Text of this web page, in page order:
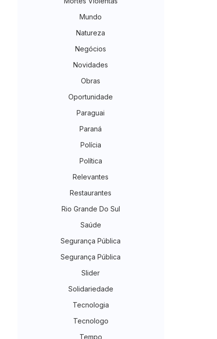
Mundo
Natureza
Negócios
Novidades
Obras
Oportunidade
Paraguai
Paraná
Polícia
Política
Relevantes
Restaurantes
Rio Grande Do Sul
Saúde
Segurança Pública
Segurança Pública
Slider
Solidariedade
Tecnologia
Tecnologo
Tempo